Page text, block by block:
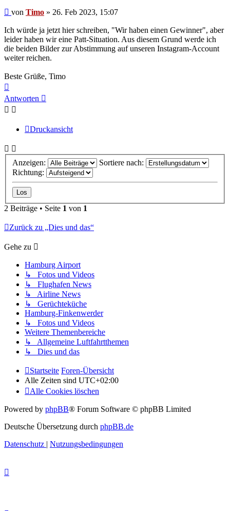
Beitrag
von Timo » 26. Feb 2023, 15:07
Ich würde ja jetzt hier schreiben, "Wir haben einen Gewinner", aber
leider haben wir eine Patt-Situation. Aus diesem Grund werde ich
die beiden Bilder zur Abstimmung auf unseren Instagram-Account
weiter reichen.
Beste Grüße, Timo
oben
Antworten
Druckansicht
Anzeigen:
Sortiere nach:
Richtung:
2 Beiträge • Seite 1 von 1
Zurück zu „Dies und das“
Gehe zu
Hamburg Airport
↳ Fotos und Videos
↳ Flughafen News
↳ Airline News
↳ Gerüchteküche
Hamburg-Finkenwerder
↳ Fotos und Videos
Weitere Themenbereiche
↳ Allgemeine Luftfahrtthemen
↳ Dies und das
Startseite Foren-Übersicht
Alle Zeiten sind UTC+02:00
Alle Cookies löschen
Powered by phpBB® Forum Software © phpBB Limited
Deutsche Übersetzung durch phpBB.de
Datenschutz | Nutzungsbedingungen